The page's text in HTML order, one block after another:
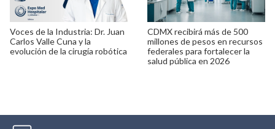
Voces de la Industria: Dr. Juan
Carlos Valle Cuna y la
evolución de la cirugía robótica
CDMX recibirá más de 500
millones de pesos en recursos
federales para fortalecer la
salud pública en 2026